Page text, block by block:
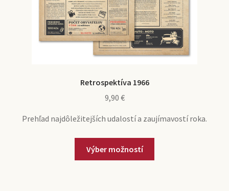
Retrospektíva 1966
9,90 €
Prehľad najdôležitejších udalostí a zaujímavostí roka.
Výber možností